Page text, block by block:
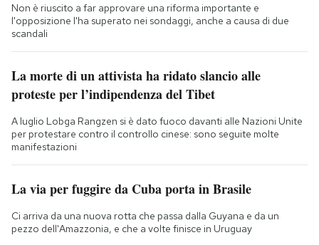
Non è riuscito a far approvare una riforma importante e
l'opposizione l'ha superato nei sondaggi, anche a causa di due
scandali
La morte di un attivista ha ridato slancio alle
proteste per l’indipendenza del Tibet
A luglio Lobga Rangzen si è dato fuoco davanti alle Nazioni Unite
per protestare contro il controllo cinese: sono seguite molte
manifestazioni
La via per fuggire da Cuba porta in Brasile
Ci arriva da una nuova rotta che passa dalla Guyana e da un
pezzo dell'Amazzonia, e che a volte finisce in Uruguay